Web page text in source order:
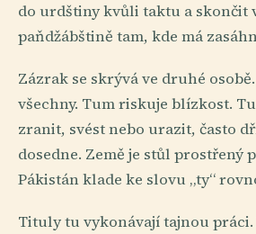
do urdštiny kvůli taktu a skončit
paňdžábštině tam, kde má
Zázrak se skrývá ve druhé
všechny. Tum riskuje blízkost.
zranit, svést nebo urazit, často
dosedne. Země je stůl prostřený
Pákistán klade ke slovu „ty“
Tituly tu vykonávají tajnou práci.